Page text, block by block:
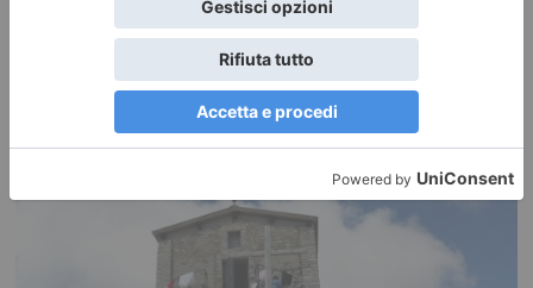
RECENTI: